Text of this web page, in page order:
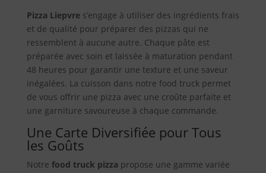
Pizza Liepvres’engage à utiliser des ingrédients frais
et de qualité pour préparer des pizzas qui ne
ressemblent à aucune autre. Chaque pâte est
préparée avec soin et laissée à maturation pendant
48 heures pour garantir une texture et une saveur
inégalées. La cuisson dans notre food truck permet
de vous offrir une pizza avec une croûte parfaite et
une garniture savoureuse à chaque commande.
Une Carte Diversifiée pour Tous
les Goûts
Notre food truck pizza propose une gamme variée